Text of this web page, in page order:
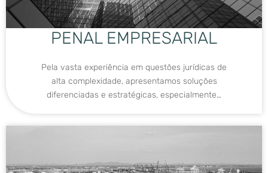
PENAL EMPRESARIAL
Pela vasta experiência em questões jurídicas de
alta complexidade, apresentamos soluções
diferenciadas e estratégicas, especialmente…